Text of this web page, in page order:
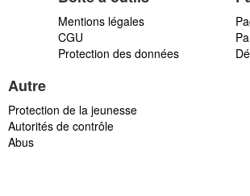
Mentions légales
CGU
Protection des données
Autre
Protection de la jeunesse
Autorités de contrôle
Abus